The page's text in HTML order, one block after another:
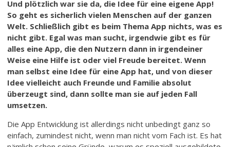
Und plötzlich war sie da, die Idee für eine eigene App!
So geht es sicherlich vielen Menschen auf der ganzen
Welt. Schließlich gibt es beim Thema App nichts, was es
nicht gibt. Egal was man sucht, irgendwie gibt es für
alles eine App, die den Nutzern dann in irgendeiner
Weise eine Hilfe ist oder viel Freude bereitet. Wenn
man selbst eine Idee für eine App hat, und von dieser
Idee vielleicht auch Freunde und Familie absolut
überzeugt sind, dann sollte man sie auf jeden Fall
umsetzen.
Die App Entwicklung ist allerdings nicht unbedingt ganz so
einfach, zumindest nicht, wenn man nicht vom Fach ist. Es hat